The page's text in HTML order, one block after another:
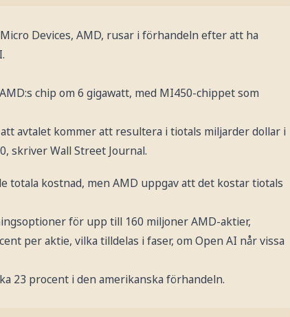
Devices, AMD, rusar i förhandeln efter att ha
chip om 6 gigawatt, med MI450-chippet som
avtalet kommer att resultera i tiotals miljarder dollar i
skriver Wall Street Journal.
totala kostnad, men AMD uppgav att det kostar tiotals
för upp till 160 miljoner AMD-aktier,
per aktie, vilka tilldelas i faser, om Open AI når vissa
23 procent i den amerikanska förhandeln.